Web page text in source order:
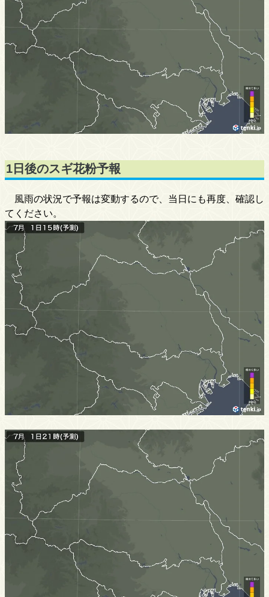
1日後のスギ花粉予報
風雨の状況で予報は変動するので、当日にも再度、確認し
てください。